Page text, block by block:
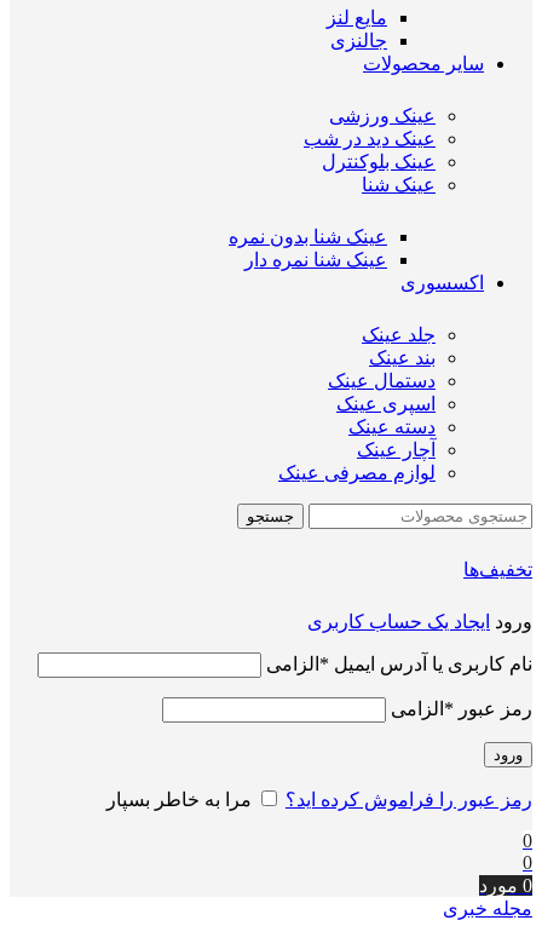
مایع لنز
جالنزی
سایر محصولات
عینک ورزشی
عینک دید در شب
عینک بلوکنترل
عینک شنا
عینک شنا بدون نمره
عینک شنا نمره دار
اکسسوری
جلد عینک
بند عینک
دستمال عینک
اسپری عینک
دسته عینک
آچار عینک
لوازم مصرفی عینک
جستجو
تخفیف‌ها
ورود ایجاد یک حساب کاربری
نام کاربری یا آدرس ایمیل * الزامی
رمز عبور * الزامی
ورود
رمز عبور را فراموش کرده اید؟
مرا به خاطر بسپار
0
0
0 مورد
مجله خبری